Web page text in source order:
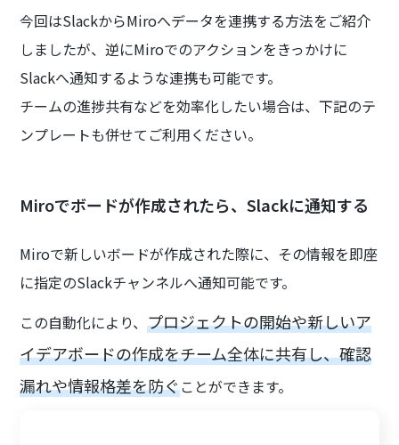
今回はSlackからMiroへデータを連携する方法をご紹介
しましたが、逆にMiroでのアクションをきっかけに
Slackへ通知するような連携も可能です。
チームの進捗共有などを効率化したい場合は、下記のテ
ンプレートも併せてご利用ください。
Miroでボードが作成されたら、Slackに通知する
Miroで新しいボードが作成された際に、その情報を即座
に指定のSlackチャンネルへ通知可能です。
この自動化により、プロジェクトの開始や新しいア
イデアボードの作成をチーム全体に共有し、確認
漏れや情報格差を防ぐことができます。